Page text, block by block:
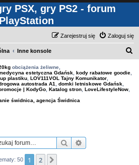
PSX, gry PS2 - forum
PlayStation
Zaloguj się
Zarejestruj się
Inne konsole
obciążenia żeliwne,
estetyczna Gdańsk kody rabatowe goodie
plastiku LOV111VOL Tajny Komunikator
autostrada A1 domki letniskowe Gdańsk
| KodyGo Katalog stron LoveLifestyleNow
świdnica, agencja Świdnica
Szukaj
50 1 2